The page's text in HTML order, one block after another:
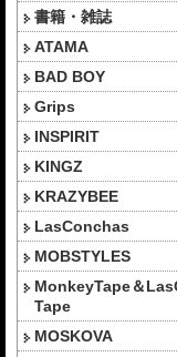
書籍・雑誌
ATAMA
BAD BOY
Grips
INSPIRIT
KINGZ
KRAZYBEE
LasConchas
MOBSTYLES
MonkeyTape＆
Tape
MOSKOVA